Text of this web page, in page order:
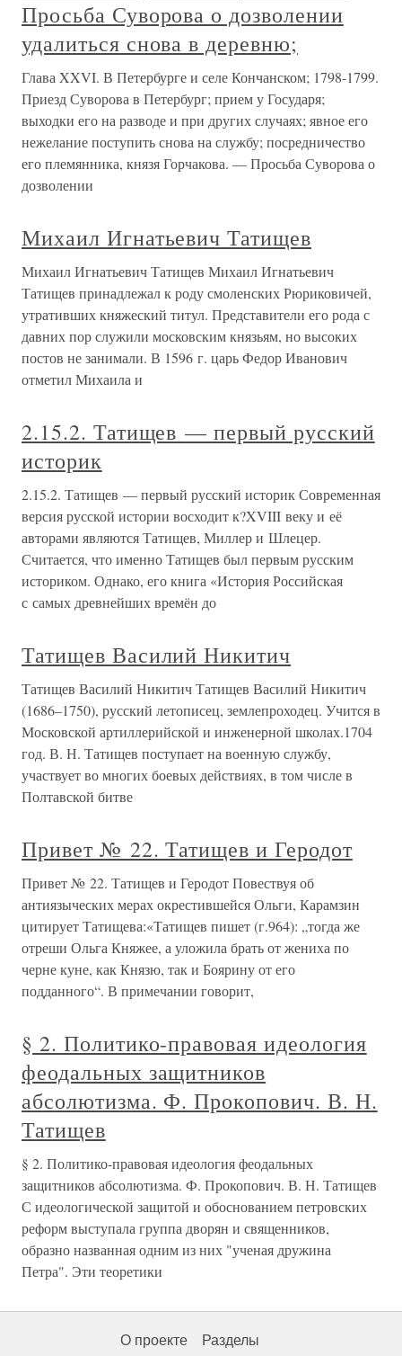
Просьба Суворова о дозволении
удалиться снова в деревню;
Глава XXVI. В Петербурге и селе Кончанском; 1798-1799.
Приезд Суворова в Петербург; прием у Государя;
выходки его на разводе и при других случаях; явное его
нежелание поступить снова на службу; посредничество
его племянника, князя Горчакова. — Просьба Суворова о
дозволении
Михаил Игнатьевич Татищев
Михаил Игнатьевич Татищев Михаил Игнатьевич
Татищев принадлежал к роду смоленских Рюриковичей,
утративших княжеский титул. Представители его рода с
давних пор служили московским князьям, но высоких
постов не занимали. В 1596 г. царь Федор Иванович
отметил Михаила и
2.15.2. Татищев — первый русский
историк
2.15.2. Татищев — первый русский историк Современная
версия русской истории восходит к?XVIII веку и её
авторами являются Татищев, Миллер и Шлецер.
Считается, что именно Татищев был первым русским
историком. Однако, его книга «История Российская
с самых древнейших времён до
Татищев Василий Никитич
Татищев Василий Никитич Татищев Василий Никитич
(1686–1750), русский летописец, землепроходец. Учится в
Московской артиллерийской и инженерной школах.1704
год. В. Н. Татищев поступает на военную службу,
участвует во многих боевых действиях, в том числе в
Полтавской битве
Привет № 22. Татищев и Геродот
Привет № 22. Татищев и Геродот Повествуя об
антиязыческих мерах окрестившейся Ольги, Карамзин
цитирует Татищева:«Татищев пишет (г.964): „тогда же
отреши Ольга Княжее, а уложила брать от жениха по
черне куне, как Князю, так и Боярину от его
подданного“. В примечании говорит,
§ 2. Политико-правовая идеология
феодальных защитников
абсолютизма. Ф. Прокопович. В. Н.
Татищев
§ 2. Политико-правовая идеология феодальных
защитников абсолютизма. Ф. Прокопович. В. Н. Татищев
С идеологической защитой и обоснованием петровских
реформ выступала группа дворян и священников,
образно названная одним из них "ученая дружина
Петра". Эти теоретики
О проекте Разделы